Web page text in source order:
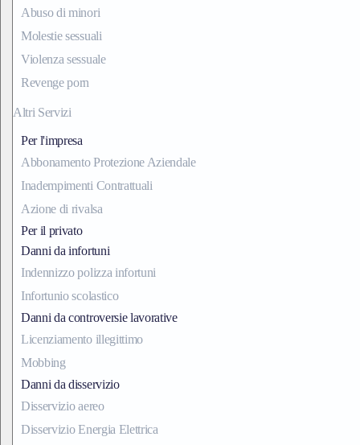
Abuso di minori
Molestie sessuali
Violenza sessuale
Revenge porn
Altri Servizi
Per l'impresa
Abbonamento Protezione Aziendale
Inadempimenti Contrattuali
Azione di rivalsa
Per il privato
Danni da infortuni
Indennizzo polizza infortuni
Infortunio scolastico
Danni da controversie lavorative
Licenziamento illegittimo
Mobbing
Danni da disservizio
Disservizio aereo
Disservizio Energia Elettrica